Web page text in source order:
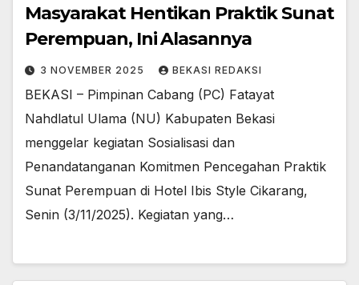
Masyarakat Hentikan Praktik Sunat
Perempuan, Ini Alasannya
3 NOVEMBER 2025 BEKASI REDAKSI
BEKASI – Pimpinan Cabang (PC) Fatayat
Nahdlatul Ulama (NU) Kabupaten Bekasi
menggelar kegiatan Sosialisasi dan
Penandatanganan Komitmen Pencegahan Praktik
Sunat Perempuan di Hotel Ibis Style Cikarang,
Senin (3/11/2025). Kegiatan yang…